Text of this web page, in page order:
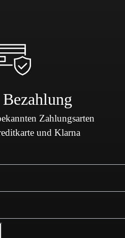
Zahlungsarten
und Klarna